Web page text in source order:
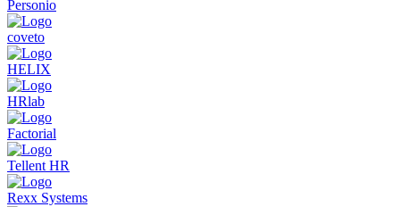
Personio
coveto
HELIX
HRlab
Factorial
Tellent HR
Rexx Systems